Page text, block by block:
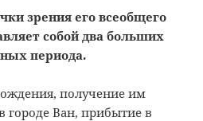
зрения его всеобщего
собой два больших
периода.
получение им
городе Ван, прибытие в